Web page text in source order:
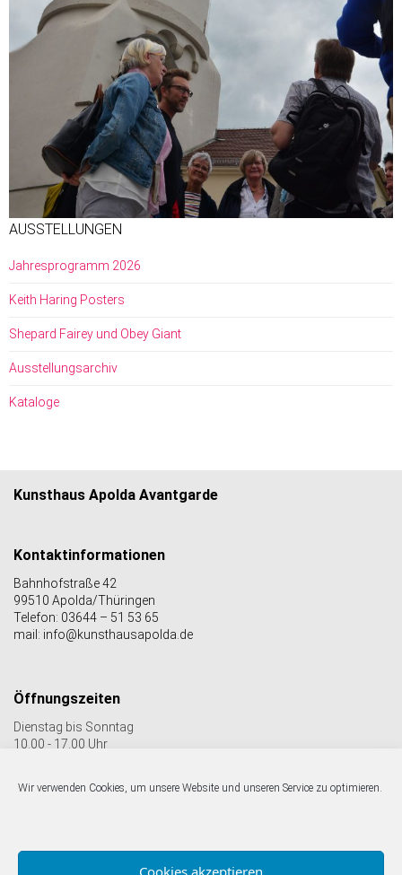
Wir verwenden Cookies, um unsere Website und unseren Service zu optimieren.
Cookies akzeptieren
AUSSTELLUNGEN
Jahresprogramm 2026
Keith Haring Posters
Shepard Fairey und Obey Giant
Ausstellungsarchiv
Kataloge
Kunsthaus Apolda Avantgarde
Kontaktinformationen
Bahnhofstraße 42
99510 Apolda/Thüringen
Telefon: 03644 – 51 53 65
mail: info@kunsthausapolda.de
Öffnungszeiten
Dienstag bis Sonntag
10.00 - 17.00 Uhr